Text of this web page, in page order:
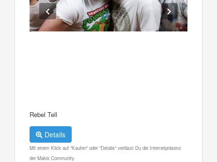
Rebel Tell
Details
Mit einem Klick auf "Kaufen" oder "Details" verlässt Du die Internetpräsenz
der Makis Community.